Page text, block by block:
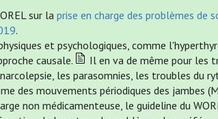
sur laprise en charge des problèmes de
.
et psychologiques, comme
causale.
Il en va de même pour les
les parasomnies, les troubles du
des mouvements périodiques des jambes
non médicamenteuse, le guideline du